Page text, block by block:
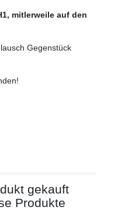
mitlerweile auf den
Gegenstück
gekauft
Produkte